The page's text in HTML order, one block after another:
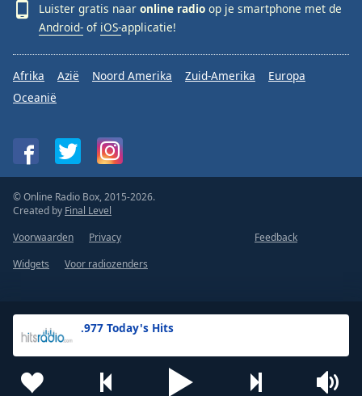
.977 Today's Hits
Luister gratis naar online radio op je smartphone met de
Android- of iOS-applicatie!
Afrika Azië Noord Amerika Zuid-Amerika
Europa
Oceanië
© Online Radio Box, 2015-2026.
Created by Final Level
Voorwaarden
Privacy
Feedback
Widgets
Voor radiozenders